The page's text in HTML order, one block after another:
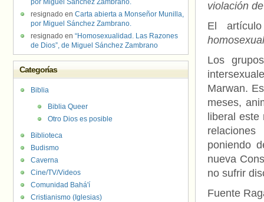
violación
El
Los
Marwan.
meses,
liberal
poniendo
nueva
no sufrir
Fuente
por Miguel Sánchez Zambrano.
resignado en Carta abierta a Monseñor Munilla,
por Miguel Sánchez Zambrano.
resignado en “Homosexualidad. Las Razones
de Dios”, de Miguel Sánchez Zambrano
Categorías
Biblia
Biblia Queer
Otro Dios es posible
Biblioteca
Budismo
Caverna
Cine/TV/Videos
Comunidad Bahá'í
Cristianismo (Iglesias)